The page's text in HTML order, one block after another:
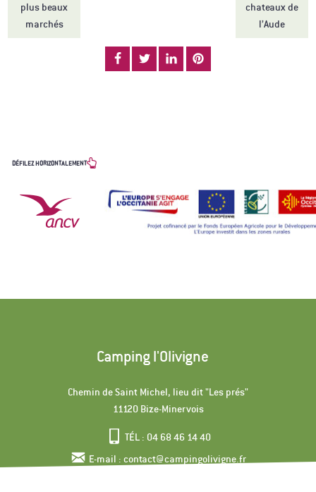
plus beaux
marchés
chateaux de
l’Aude
DÉFILEZ HORIZONTALEMENT
Camping l'Olivigne
Chemin de Saint Michel, lieu dit "Les prés"
11120 Bize-Minervois
TÉL : 04 68 46 14 40
E-mail : contact@campingolivigne.fr